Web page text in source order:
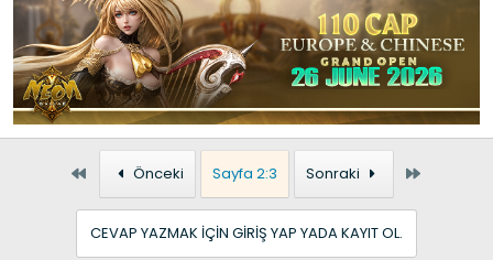
Önceki Sayfa 2:3 Sonraki
CEVAP YAZMAK IÇIN GIRIŞ YAP YADA KAYIT OL.